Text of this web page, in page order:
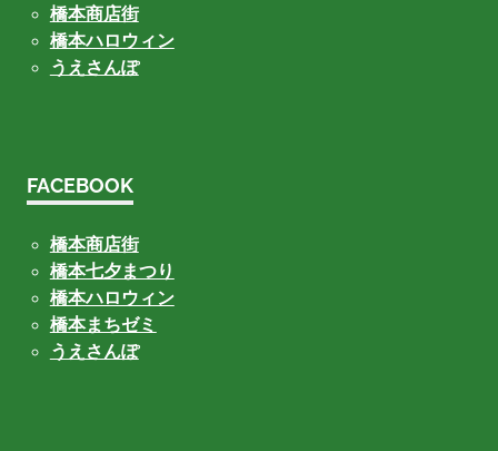
橋本商店街
橋本ハロウィン
うえさんぽ
FACEBOOK
橋本商店街
橋本七夕まつり
橋本ハロウィン
橋本まちゼミ
うえさんぽ